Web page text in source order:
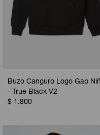
Buzo Canguro Logo Gap
- True Black V2
$ 1.800